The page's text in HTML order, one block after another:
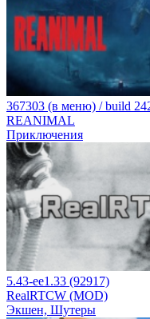
367303 (в меню) / build
REANIMAL
Приключения
5.43-ee1.33 (92917)
RealRTCW (MOD)
Экшен, Шутеры